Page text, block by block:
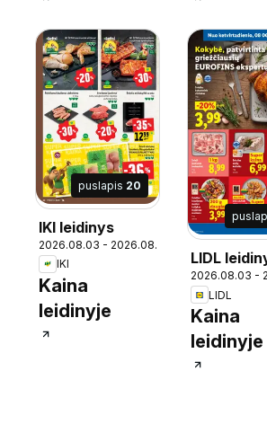
puslapis 20
IKI leidinys
2026.08.03 - 2026.08.09
IKI
Kaina
leidinyje
LIDL
2026.08.03 -
LIDL
Kaina
leidinyje